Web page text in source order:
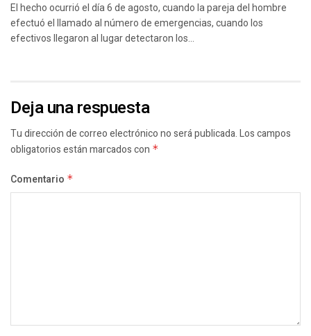
El hecho ocurrió el día 6 de agosto, cuando la pareja del hombre
efectuó el llamado al número de emergencias, cuando los
efectivos llegaron al lugar detectaron los...
Deja una respuesta
Tu dirección de correo electrónico no será publicada.Los campos
obligatorios están marcados con *
Comentario *